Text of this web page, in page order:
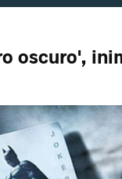
oscuro',